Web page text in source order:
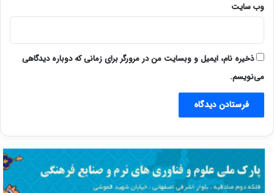
وب‌ سایت
ذخیره نام، ایمیل و وبسایت من در مرورگر برای زمانی که دوباره دیدگاهی
می‌نویسم.